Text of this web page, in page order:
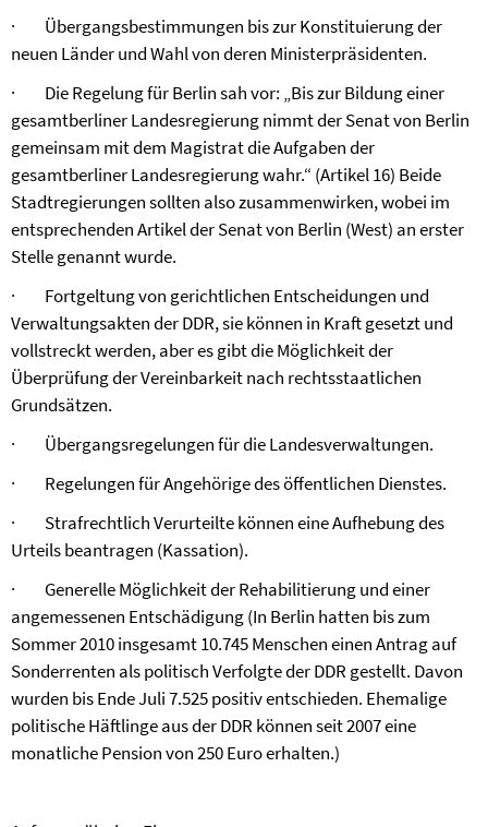
·
Übergangsbestimmungen bis zur Konstituierung der
neuen Länder und Wahl von deren Ministerpräsidenten.
·
Die Regelung für Berlin sah vor: „Bis zur Bildung einer
gesamtberliner Landesregierung nimmt der Senat von Berlin
gemeinsam mit dem Magistrat die Aufgaben der
gesamtberliner Landesregierung wahr.“ (Artikel 16) Beide
Stadtregierungen sollten also zusammenwirken, wobei im
entsprechenden Artikel der Senat von Berlin (West) an erster
Stelle genannt wurde.
·
Fortgeltung von gerichtlichen Entscheidungen und
Verwaltungsakten der DDR, sie können in Kraft gesetzt und
vollstreckt werden, aber es gibt die Möglichkeit der
Überprüfung der Vereinbarkeit nach rechtsstaatlichen
Grundsätzen.
·
Übergangsregelungen für die Landesverwaltungen.
·
Regelungen für Angehörige des öffentlichen Dienstes.
·
Strafrechtlich Verurteilte können eine Aufhebung des
Urteils beantragen (Kassation).
·
Generelle Möglichkeit der Rehabilitierung und einer
angemessenen Entschädigung (In Berlin hatten bis zum
Sommer 2010 insgesamt 10.745 Menschen einen Antrag auf
Sonderrenten als politisch Verfolgte der DDR gestellt. Davon
wurden bis Ende Juli 7.525 positiv entschieden. Ehemalige
politische Häftlinge aus der DDR können seit 2007 eine
monatliche Pension von 250 Euro erhalten.)